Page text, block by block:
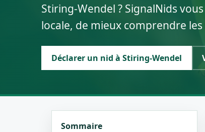
Stiring-Wendel ? SignalNids
locale, de mieux comprendre
Déclarer un nid à Stiring-Wendel
Sommaire